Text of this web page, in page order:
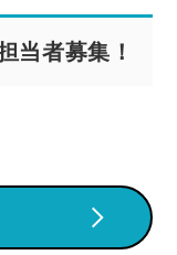
当者募集！